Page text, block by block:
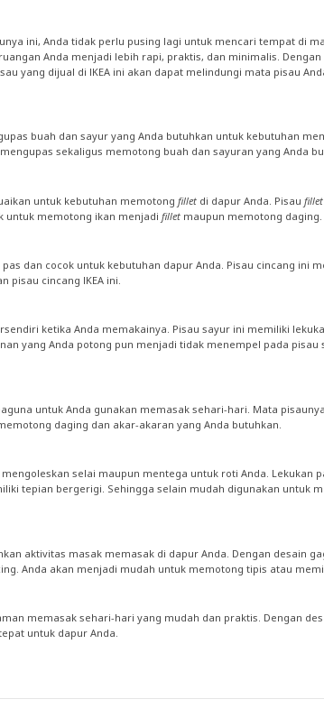
ini, Anda tidak perlu pusing lagi untuk mencari tempat di
Anda menjadi lebih rapi, praktis, dan minimalis.
yang dijual di IKEA ini akan dapat melindungi mata pisau
buah dan sayur yang Anda butuhkan untuk kebutuhan
sekaligus memotong buah dan sayuran yang Anda
untuk kebutuhan memotong filletdi dapur Anda. Pisau fillet
untuk memotong ikan menjadi filletmaupun memotong daging.
dan cocok untuk kebutuhan dapur Anda. Pisau cincang ini
pisau cincang IKEA ini.
ketika Anda memakainya. Pisau sayur ini memiliki
yang Anda potong pun menjadi tidak menempel pada
untuk Anda gunakan memasak sehari-hari. Mata
daging dan akar-akaran yang Anda butuhkan.
selai maupun mentega untuk roti Anda.
tepian bergerigi. Sehingga selain mudah digunakan untuk
aktivitas masak memasak di dapur Anda. Dengan desain
Anda akan menjadi mudah untuk memotong tipis atau
memasak sehari-hari yang mudah dan praktis. Dengan
untuk dapur Anda.